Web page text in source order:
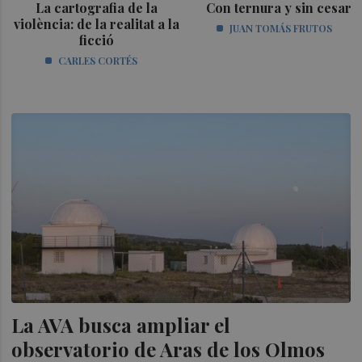
La cartografia de la
violència: de la realitat a la
ficció
CARLES CORTÉS
Con ternura y sin cesar
JUAN TOMÁS FRUTOS
La AVA busca ampliar el
observatorio de Aras de los Olmos